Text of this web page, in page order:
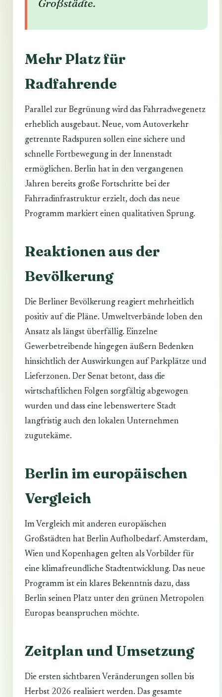
Großstädte.
Mehr Platz für
Radfahrende
Parallel zur Begrünung wird das Fahrradwegenetz
erheblich ausgebaut. Neue, vom Autoverkehr
getrennte Radspuren sollen eine sichere und
schnelle Fortbewegung in der Innenstadt
ermöglichen. Berlin hat in den vergangenen
Jahren bereits große Fortschritte bei der
Fahrradinfrastruktur erzielt, doch das neue
Programm markiert einen qualitativen Sprung.
Reaktionen aus der
Bevölkerung
Die Berliner Bevölkerung reagiert mehrheitlich
positiv auf die Pläne. Umweltverbände loben den
Ansatz als längst überfällig. Einzelne
Gewerbetreibende hingegen äußern Bedenken
hinsichtlich der Auswirkungen auf Parkplätze und
Lieferzonen. Der Senat betont, dass die
wirtschaftlichen Folgen sorgfältig abgewogen
wurden und dass eine lebenswertere Stadt
langfristig auch den lokalen Unternehmen
zugutekäme.
Berlin im europäischen
Vergleich
Im Vergleich mit anderen europäischen
Großstädten hat Berlin Aufholbedarf. Amsterdam,
Wien und Kopenhagen gelten als Vorbilder für
eine klimafreundliche Stadtentwicklung. Das neue
Programm ist ein klares Bekenntnis dazu, dass
Berlin seinen Platz unter den grünen Metropolen
Europas beanspruchen möchte.
Zeitplan und Umsetzung
Die ersten sichtbaren Veränderungen sollen bis
Herbst 2026 realisiert werden. Das gesamte